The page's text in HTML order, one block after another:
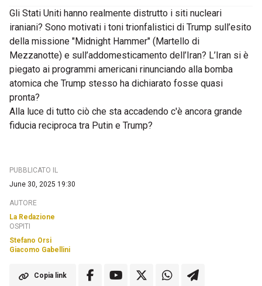
Gli Stati Uniti hanno realmente distrutto i siti nucleari
iraniani? Sono motivati i toni trionfalistici di Trump sull’esito
della missione "Midnight Hammer" (Martello di
Mezzanotte) e sull’addomesticamento dell’Iran? L’Iran si è
piegato ai programmi americani rinunciando alla bomba
atomica che Trump stesso ha dichiarato fosse quasi
pronta?
Alla luce di tutto ciò che sta accadendo c'è ancora grande
fiducia reciproca tra Putin e Trump?
PUBBLICATO IL
June 30, 2025 19:30
AUTORE
La Redazione
OSPITI
Stefano Orsi
Giacomo Gabellini
Copia link